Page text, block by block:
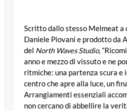
Scritto dallo stesso Melmeat a
Daniele Piovani e prodotto da
del North Waves Studio,
anno e mezzo di vissuto e ne
ritmiche: una partenza scura
centro che apre alla luce, un
Arrangiamenti essenziali
non cercano di abbellire la